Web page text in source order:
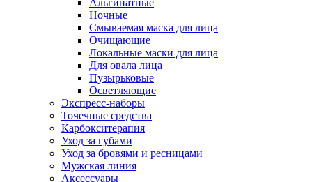
Ночные
Смываемая маска для лица
Очищающие
Локальные маски для лица
Для овала лица
Пузырьковые
Осветляющие
Экспресс-наборы
Точечные средства
Карбокситерапия
Уход за губами
Уход за бровями и ресницами
Мужская линия
Аксессуары